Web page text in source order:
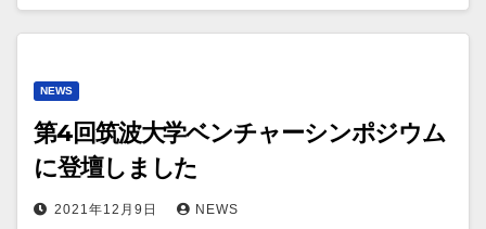
NEWS
第4回筑波大学ベンチャーシンポジウム
に登壇しました
2021年12月9日 NEWS